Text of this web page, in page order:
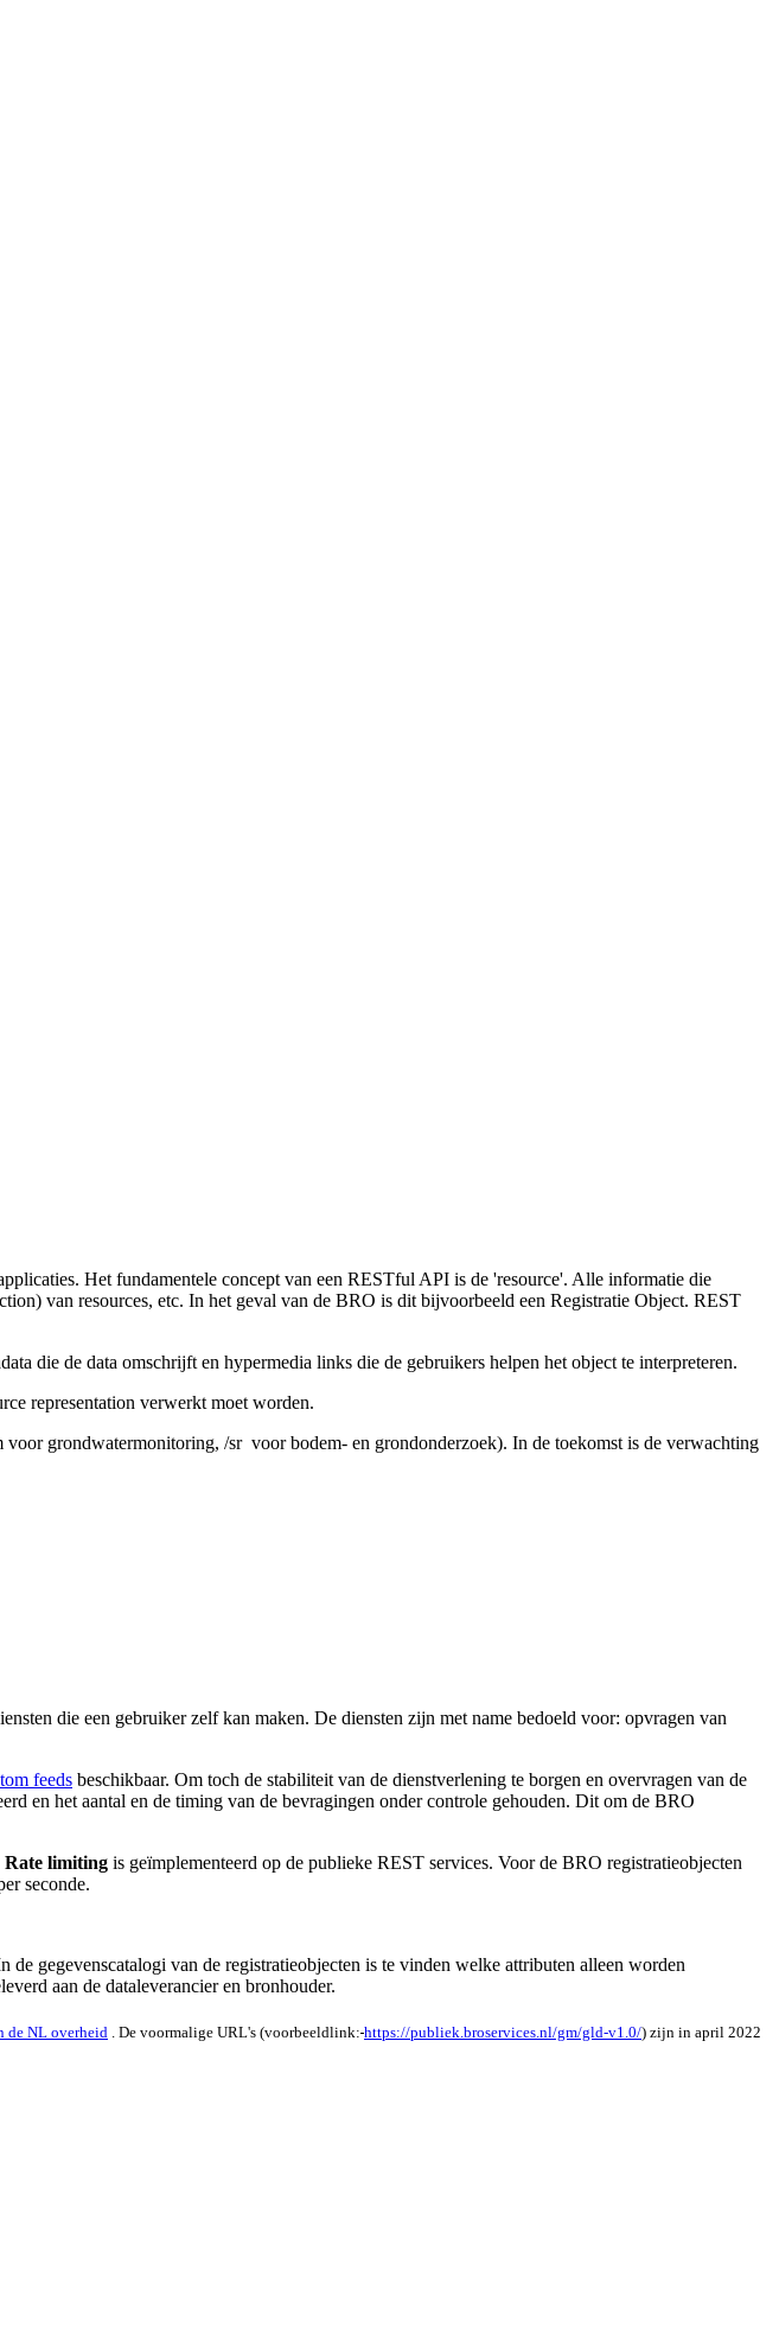
Het fundamentele concept van een RESTful API is de 'resource'. Alle informatie die
van resources, etc. In het geval van de BRO is dit bijvoorbeeld een Registratie Object. REST
die de data omschrijft en hypermedia links die de gebruikers helpen het object te interpreteren.
representation verwerkt moet worden.
grondwatermonitoring, /sr voor bodem- en grondonderzoek). In de toekomst is de verwachting
die een gebruiker zelf kan maken. De diensten zijn met name bedoeld voor: opvragen van
feeds beschikbaar. Om toch de stabiliteit van de dienstverlening te borgen en overvragen van de
en het aantal en de timing van de bevragingen onder controle gehouden. Dit om de BRO
Rate limiting is geïmplementeerd op de publieke REST services. Voor de BRO registratieobjecten
seconde.
gegevenscatalogi van de registratieobjecten is te vinden welke attributen alleen worden
aan de dataleverancier en bronhouder.
de NL overheid . De voormalige URL's (voorbeeldlink: https://publiek.broservices.nl/gm/gld-v1.0/) zijn in april 2022